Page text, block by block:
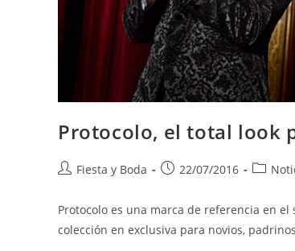
Protocolo, el total look
Fiesta y Boda 22/07/2016
Protocolo es una marca de referencia en
colección en exclusiva para novios,